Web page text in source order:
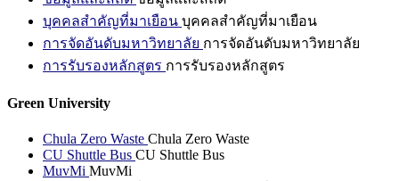
บุคคลสำคัญที่มาเยือน บุคคลสำคัญที่มาเยือน
การจัดอันดับมหาวิทยาลัย การจัดอันดับมหาวิทยาลัย
การรับรองหลักสูตร การรับรองหลักสูตร
Green University
Chula Zero Waste Chula Zero Waste
CU Shuttle Bus CU Shuttle Bus
MuvMi MuvMi